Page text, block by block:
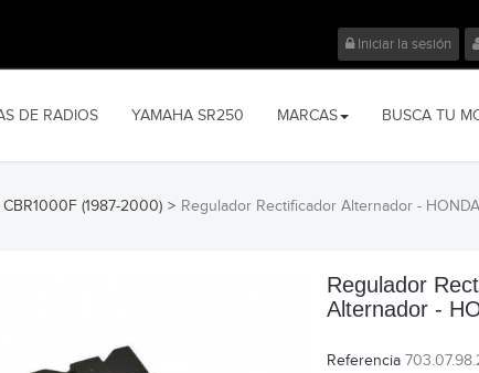
Iniciar la sesión
DE RADIOS YAMAHA SR250 MARCAS BUSCA TU
CBR1000F (1987-2000) > Regulador Rectificador Alternador - HONDA
Regulador
Alternador -
Referencia